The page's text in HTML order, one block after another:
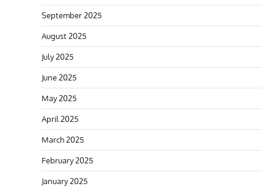
September 2025
August 2025
July 2025
June 2025
May 2025
April 2025
March 2025
February 2025
January 2025